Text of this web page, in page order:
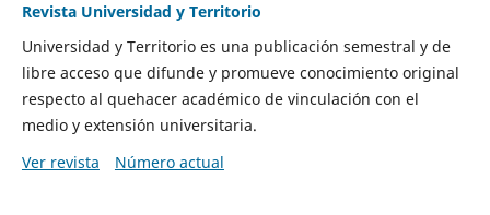
Revista Universidad y Territorio
Universidad y Territorio es una publicación semestral y de
libre acceso que difunde y promueve conocimiento original
respecto al quehacer académico de vinculación con el
medio y extensión universitaria.
Ver revista
Número actual